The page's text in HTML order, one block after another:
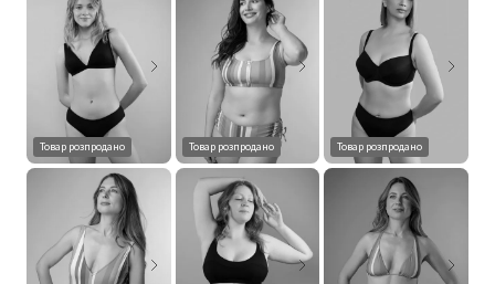
Товар розпродано Товар розпродано Товар розпродано